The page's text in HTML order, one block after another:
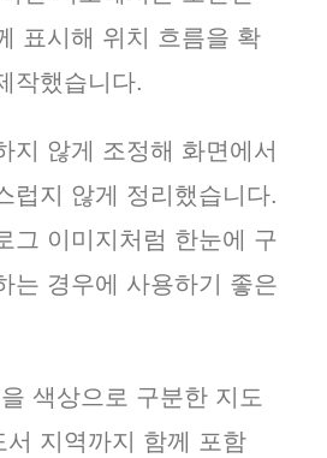
표시해 위치 흐름을 확
작했습니다.
지 않게 조정해 화면에서
럽지 않게 정리했습니다.
그 이미지처럼 한눈에 구
는 경우에 사용하기 좋은
색상으로 구분한 지도
서 지역까지 함께 포함